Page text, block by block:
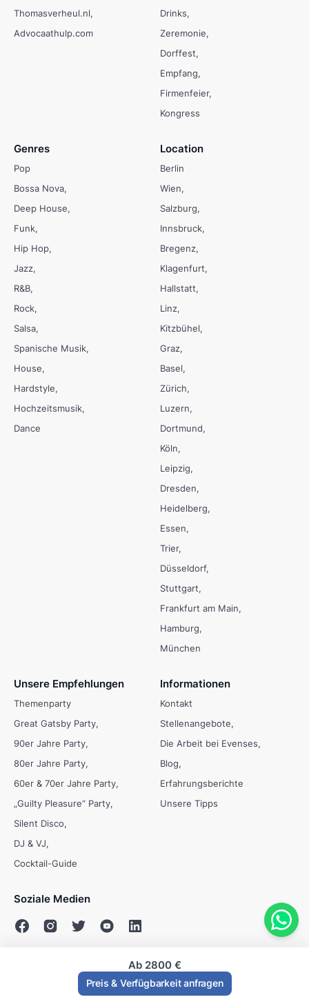
Ab 2800 €
Preis & Verfügbarkeit anfragen
Thomasverheul.nl
Advocaathulp.com
Drinks
Zeremonie
Dorffest
Empfang
Firmenfeier
Kongress
Genres
Pop
Bossa Nova
Deep House
Funk
Hip Hop
Jazz
R&B
Rock
Salsa
Spanische Musik
House
Hardstyle
Hochzeitsmusik
Dance
Location
Berlin
Wien
Salzburg
Innsbruck
Bregenz
Klagenfurt
Hallstatt
Linz
Kitzbühel
Graz
Basel
Zürich
Luzern
Dortmund
Köln
Leipzig
Dresden
Heidelberg
Essen
Trier
Düsseldorf
Stuttgart
Frankfurt am Main
Hamburg
München
Unsere Empfehlungen
Themenparty
Great Gatsby Party
90er Jahre Party
80er Jahre Party
60er & 70er Jahre Party
„Guilty Pleasure“ Party
Silent Disco
DJ & VJ
Cocktail-Guide
Informationen
Kontakt
Stellenangebote
Die Arbeit bei Evenses
Blog
Erfahrungsberichte
Unsere Tipps
Soziale Medien
© Evenses 2009 - 2026